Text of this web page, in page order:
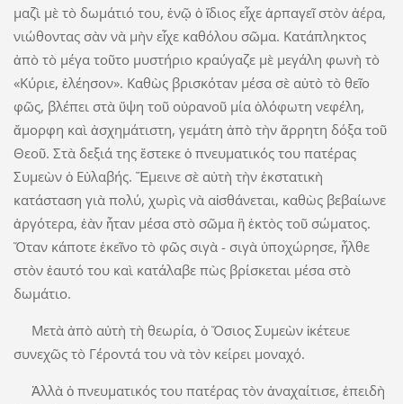
μαζὶ μὲ τὸ δωμάτιό του, ἐνῷ ὁ ἴδιος εἶχε ἁρπαγεῖ στὸν ἀέρα,
νιώθοντας σὰν νὰ μὴν εἶχε καθόλου σῶμα. Κατάπληκτος
ἀπὸ τὸ μέγα τοῦτο μυστήριο κραύγαζε μὲ μεγάλη φωνὴ τὸ
«Κύριε, ἐλέησον». Καθὼς βρισκόταν μέσα σὲ αὐτὸ τὸ θεῖο
φῶς, βλέπει στὰ ὕψη τοῦ οὐρανοῦ μία ὁλόφωτη νεφέλη,
ἄμορφη καὶ ἀσχημάτιστη, γεμάτη ἀπὸ τὴν ἄρρητη δόξα τοῦ
Θεοῦ. Στὰ δεξιά της ἔστεκε ὁ πνευματικός του πατέρας
Συμεὼν ὁ Εὐλαβής. Ἔμεινε σὲ αὐτὴ τὴν ἐκστατικὴ
κατάσταση γιὰ πολύ, χωρὶς νὰ αἰσθάνεται, καθὼς βεβαίωνε
ἀργότερα, ἐὰν ἦταν μέσα στὸ σῶμα ἢ ἐκτὸς τοῦ σώματος.
Ὅταν κάποτε ἐκεῖνο τὸ φῶς σιγὰ - σιγὰ ὑποχώρησε, ἦλθε
στὸν ἑαυτό του καὶ κατάλαβε πὼς βρίσκεται μέσα στὸ
δωμάτιο.
Μετὰ ἀπὸ αὐτὴ τὴ θεωρία, ὁ Ὅσιος Συμεὼν ἱκέτευε
συνεχῶς τὸ Γέροντά του νὰ τὸν κείρει μοναχό.
Ἀλλὰ ὁ πνευματικός του πατέρας τὸν ἀναχαίτισε, ἐπειδὴ